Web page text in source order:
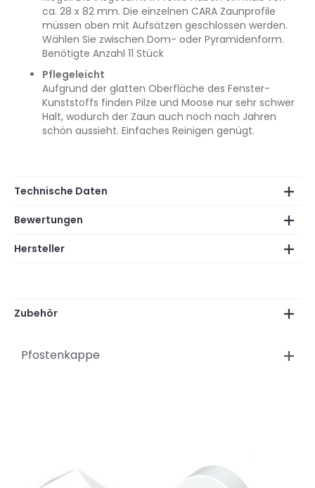
ca. 28 x 82 mm. Die einzelnen CARA Zaunprofile
müssen oben mit Aufsätzen geschlossen werden.
Wählen Sie zwischen Dom- oder Pyramidenform.
Benötigte Anzahl 11 Stück
Pflegeleicht
Aufgrund der glatten Oberfläche des Fenster-
Kunststoffs finden Pilze und Moose nur sehr schwer
Halt, wodurch der Zaun auch noch nach Jahren
schön aussieht. Einfaches Reinigen genügt.
Technische Daten
Bewertungen
Hersteller
Zubehör
Pfostenkappe